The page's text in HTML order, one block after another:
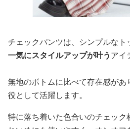
チェックパンツは、シンプルな
一気にスタイルアップが叶うアイ
無地のボトムに比べて存在感が
役として活躍します。
特に落ち着いた色合いのチェック